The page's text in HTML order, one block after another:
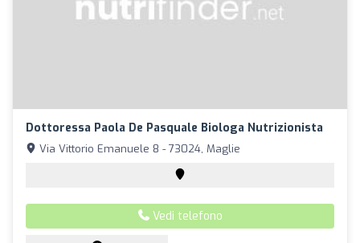
Dottoressa Paola De Pasquale Biologa Nutrizionista
Via Vittorio Emanuele 8 - 73024, Maglie
Vedi telefono